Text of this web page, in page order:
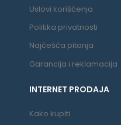
Uslovi korišćenja
Politika privatnosti
Najčešća pitanja
Garancija i reklamacija
INTERNET PRODAJA
Kako kupiti